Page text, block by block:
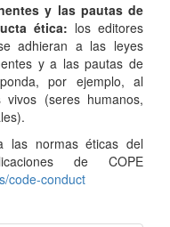
y las pautas de
ética: los editores
adhieran a las leyes
y a las pautas de
por ejemplo, al
vivos (seres humanos,
las normas éticas del
de COPE
code-conduct